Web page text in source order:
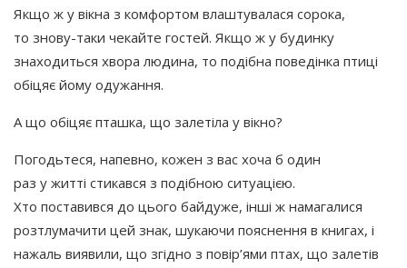
Якщо ж у вікна з комфортом влаштувалася сорока,
то знову-таки чекайте гостей. Якщо ж у будинку
знаходиться хвора людина, то подібна поведінка птиці
обіцяє йому одужання.
А що обіцяє пташка, що залетіла у вікно?
Погодьтеся, напевно, кожен з вас хоча б один
раз у житті стикався з подібною ситуацією.
Хто поставився до цього байдуже, інші ж намагалися
розтлумачити цей знак, шукаючи пояснення в книгах, і
нажаль виявили, що згідно з повір’ями птах, що залетів